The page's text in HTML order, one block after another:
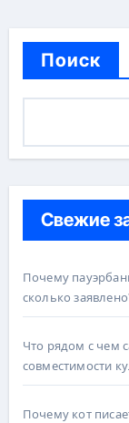
Поиск
Свежие
Почему
сколько
Что рядом с чем
совместимости
Почему кот